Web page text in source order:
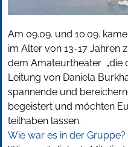
Am 09.09. und 10.09.
im Alter von 13-17 Jahren
dem Amateurtheater „die
Leitung von Daniela
spannende und
begeistert und möchten
teilhaben lassen.
Wie war es in der Gruppe?